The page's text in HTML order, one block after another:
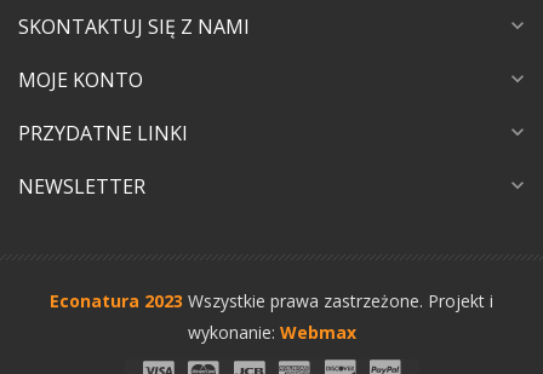
SKONTAKTUJ SIĘ Z NAMI expand_more
MOJE KONTO expand_more
PRZYDATNE LINKI expand_more
NEWSLETTER expand_more
Econatura 2023 Wszystkie prawa zastrzeżone. Projekt i
wykonanie: Webmax